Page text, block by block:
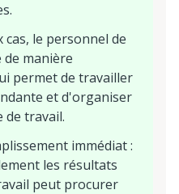
le personnel de
manière
permet de travailler
et d'organiser
travail.
immédiat :
les résultats
peut procurer